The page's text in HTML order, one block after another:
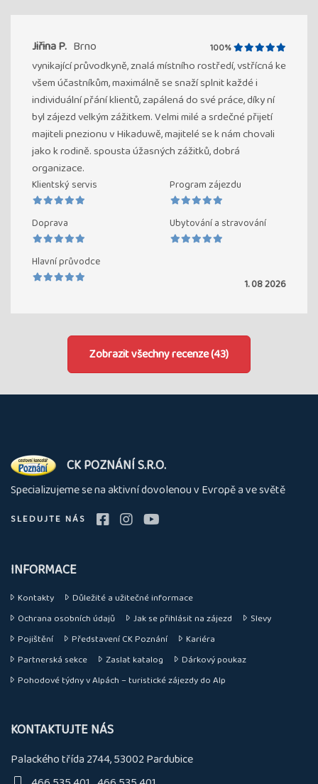
Jiřina P. Brno 100%
vynikající průvodkyně, znalá místního rostředí, vstřícná ke
všem účastníkům, maximálně se snaží splnit každé i
individuální přání klientů, zapálená do své práce, díky ní
byl zájezd velkým zážitkem. Velmi milé a srdečné přijetí
majiteli pnezionu v Hikaduwě, majitelé se k nám chovali
jako k rodině. spousta úžasných zážitků, dobrá
organizace.
Klientský servis Program zájezdu
Doprava Ubytování a stravování
Hlavní průvodce
1. 08 2026
Zobrazit všechny recenze (43)
O
nás
CK POZNÁNÍ S.R.O.
Specializujeme se na aktivní dovolenou v Evropě a ve světě
SLEDUJTE NÁS
INFORMACE
Kontakty
Důležité a užitečné informace
Ochrana osobních údajů
Jak se přihlásit na zájezd
Slevy
Pojištění
Představení CK Poznání
Kariéra
Partnerská sekce
Zaslat katalog
Dárkový poukaz
Pohodové týdny v Alpách – turistické zájezdy do Alp
KONTAKTUJTE NÁS
Palackého třída 2744, 53002 Pardubice